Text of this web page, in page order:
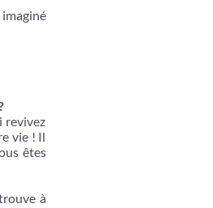
revivez
vie ! Il
êtes
à